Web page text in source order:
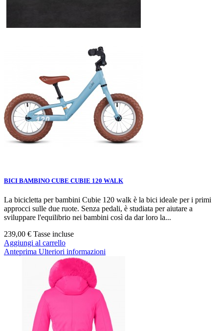
BICI BAMBINO CUBE CUBIE 120 WALK
La bicicletta per bambini Cubie 120 walk è la bici ideale per i primi
approcci sulle due ruote. Senza pedali, è studiata per aiutare a
sviluppare l'equilibrio nei bambini così da dar loro la...
239,00 € Tasse incluse
Aggiungi al carrello
Anteprima Ulteriori informazioni